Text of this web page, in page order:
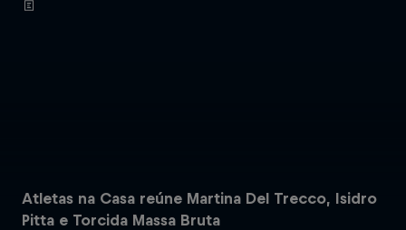
Atletas na Casa reúne Martina Del Trecco, Isidro
Pitta e Torcida Massa Bruta